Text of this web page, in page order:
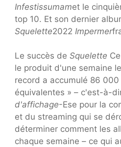
Infestissumamet le
top 10. Et son dernier
Squelette2022 Impermer
Le succès de Squelette
le produit d'une semaine
record a accumulé 86
équivalentes » – c'est-à-
d'affichage-Ese pour la
et du streaming qui se
déterminer comment les
chaque semaine – ce qui